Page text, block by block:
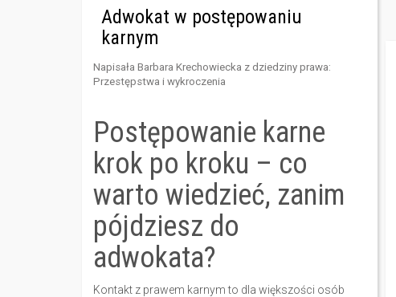
Adwokat w postępowaniu
karnym
Napisała Barbara Krechowiecka z dziedziny prawa:
Przestępstwa i wykroczenia
Postępowanie karne
krok po kroku – co
warto wiedzieć, zanim
pójdziesz do
adwokata?
Kontakt z prawem karnym to dla większości osób